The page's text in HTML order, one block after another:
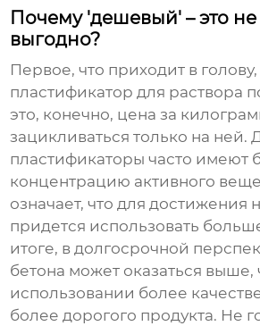
Почему 'дешевый' – это не
выгодно?
Первое, что приходит в
пластификатор для раствора
это, конечно, цена за
зацикливаться только на
пластификаторы часто имеют
концентрацию активного
означает, что для достижения
придется использовать
итоге, в долгосрочной
бетона может оказаться выше,
использовании более
более дорогого продукта. Не